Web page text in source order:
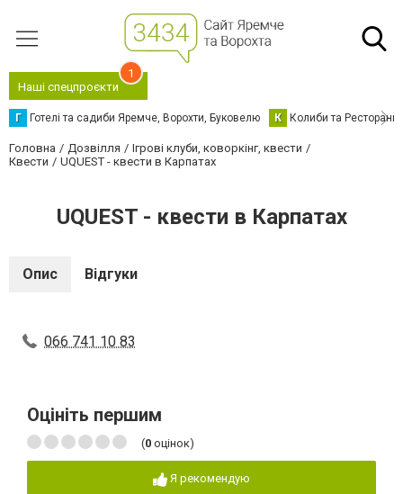
Наші спецпроєкти
1
Г Готелі та садиби Яремче, Ворохти, Буковелю К Колиби та Ресторани
Головна Дозвілля
Ігрові клуби, коворкінг, квести
Квести
UQUEST - квести в Карпатах
UQUEST - квести в Карпатах
Опис Відгуки
066 741 10 83
Оцініть першим
(0 оцінок)
Я рекомендую